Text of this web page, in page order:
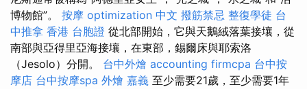
博物館”。 按摩 optimization 中文 撥筋禁忌 整復學徒 台
中推拿 香港 台胞證 從北部開始，它與天鵝絨落葉接壤，從
南部與亞得里亞海接壤，在東部，錫爾床與耶索洛
（Jesolo）分開。 台中外燴 accounting firmcpa 台中按
摩店 台中按摩spa 外燴 嘉義 至少需要21歲，至少需要1年